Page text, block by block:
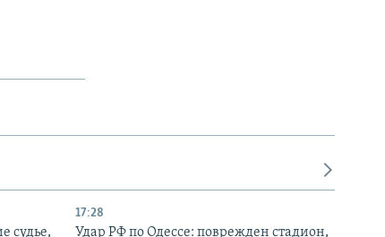
судье,
17:28
Удар РФ по Одессе: поврежден стадион,